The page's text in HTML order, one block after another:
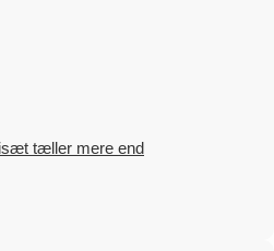
tæller mere end